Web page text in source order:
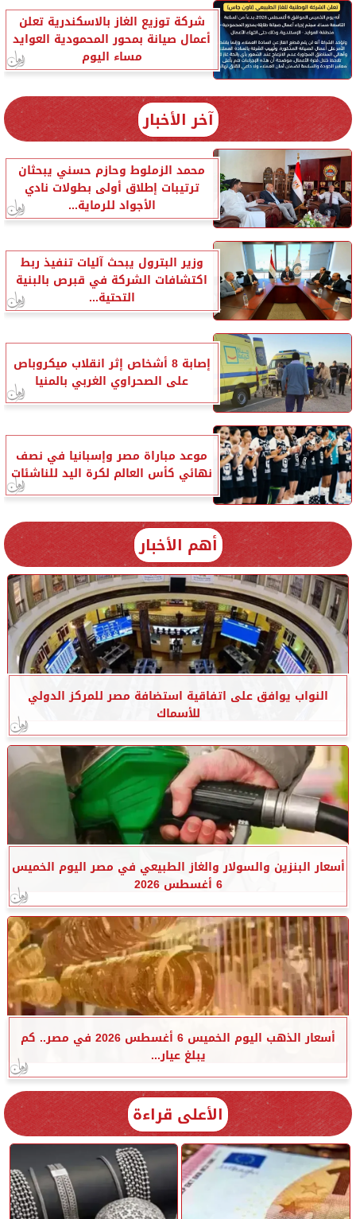
شركة توزيع الغاز بالاسكندرية تعلن
أعمال صيانة بمحور المحمودية العوايد
مساء اليوم
آخر الأخبار
محمد الزملوط وحازم حسني يبحثان
ترتيبات إطلاق أولى بطولات نادي
الأجواد للرماية...
وزير البترول يبحث آليات تنفيذ ربط
اكتشافات الشركة في قبرص بالبنية
التحتية...
إصابة 8 أشخاص إثر انقلاب ميكروباص
على الصحراوي الغربي بالمنيا
موعد مباراة مصر وإسبانيا في نصف
نهائي كأس العالم لكرة اليد للناشئات
أهم الأخبار
النواب يوافق على اتفاقية استضافة مصر للمركز الدولي
للأسماك
أسعار البنزين والسولار والغاز الطبيعي في مصر اليوم الخميس
6 أغسطس 2026
أسعار الذهب اليوم الخميس 6 أغسطس 2026 في مصر.. كم
يبلغ عيار...
الأعلى قراءة